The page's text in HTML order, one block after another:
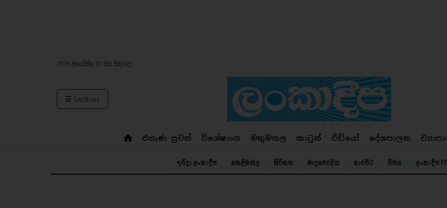
2026 අගෝස්තු 07 වන සිකුරාදා
Sections
එසැණ පුවත් විශේෂාංග මතුමහල කාටූන් වීඩියෝ දේශපාලන
ඉරිදා ලංකාදීප කෙළිමඬල සිරිකත මැදපෙරදිග සාරවිට විජය ලංකාදීප FT